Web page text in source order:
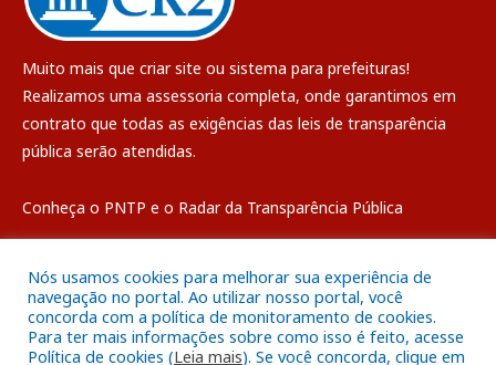
Muito mais que criar site ou sistema para prefeituras!
Realizamos uma assessoria completa, onde garantimos em
contrato que todas as exigências das leis de transparência
pública serão atendidas.
Conheça o PNTP e o Radar da Transparência Pública
Todos os direitos reservados a Câmara Municipal de Breves
Nós usamos cookies para melhorar sua experiência de
navegação no portal. Ao utilizar nosso portal, você
concorda com a política de monitoramento de cookies.
Para ter mais informações sobre como isso é feito, acesse
Política de cookies (Leia mais). Se você concorda, clique em